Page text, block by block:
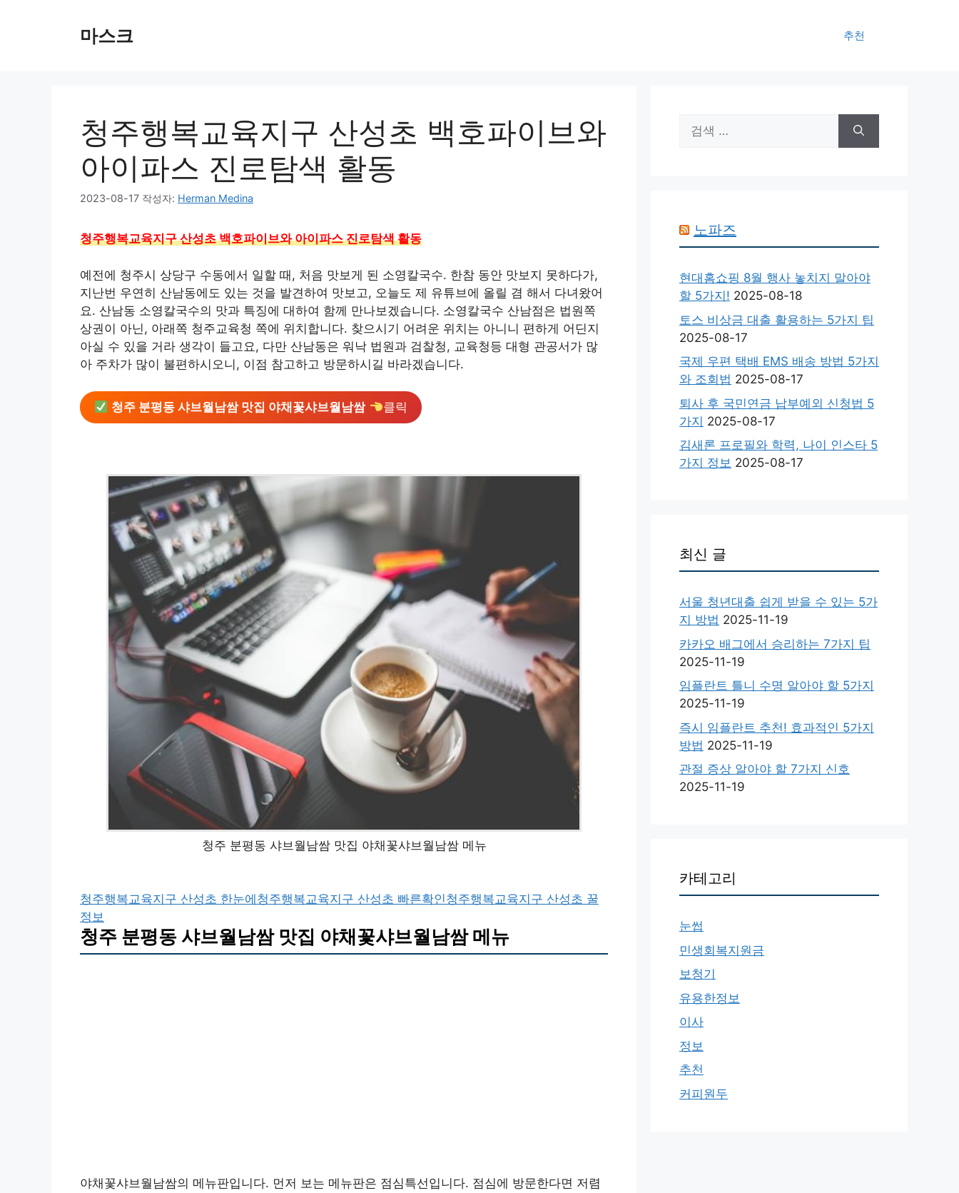
마스크 추천
청주행복교육지구 산성초 백호파이브와
아이파스 진로탐색 활동
2023-08-17 작성자: Herman Medina
청주행복교육지구 산성초 백호파이브와 아이파스 진로탐색 활동
예전에 청주시 상당구 수동에서 일할 때, 처음 맛보게 된 소영칼국수. 한참 동안 맛보지 못하다가,
지난번 우연히 산남동에도 있는 것을 발견하여 맛보고, 오늘도 제 유튜브에 올릴 겸 해서 다녀왔어
요. 산남동 소영칼국수의 맛과 특징에 대하여 함께 만나보겠습니다. 소영칼국수 산남점은 법원쪽
상권이 아닌, 아래쪽 청주교육청 쪽에 위치합니다. 찾으시기 어려운 위치는 아니니 편하게 어딘지
아실 수 있을 거라 생각이 들고요, 다만 산남동은 워낙 법원과 검찰청, 교육청등 대형 관공서가 많
아 주차가 많이 불편하시오니, 이점 참고하고 방문하시길 바라겠습니다.
청주 분평동 샤브월남쌈 맛집 야채꽃샤브월남쌈 클릭
청주 분평동 샤브월남쌈 맛집 야채꽃샤브월남쌈 메뉴
청주행복교육지구 산성초 한눈에 청주행복교육지구 산성초 빠른확인청주행복교육지구 산성초 꿀
정보
청주 분평동 샤브월남쌈 맛집 야채꽃샤브월남쌈 메뉴
야채꽃샤브월남쌈의 메뉴판입니다. 먼저 보는 메뉴판은 점심특선입니다. 점심에 방문한다면 저렴
색:
노파즈
현대홈쇼핑 8월 행사 놓치지 말아야
할 5가지! 2025-08-18
토스 비상금 대출 활용하는 5가지 팁
2025-08-17
국제 우편 택배 EMS 배송 방법 5가지
와 조회법 2025-08-17
퇴사 후 국민연금 납부예외 신청법 5
가지 2025-08-17
김새론 프로필와 학력, 나이 인스타 5
가지 정보 2025-08-17
최신 글
서울 청년대출 쉽게 받을 수 있는 5가
지 방법 2025-11-19
카카오 배그에서 승리하는 7가지 팁
2025-11-19
임플란트 틀니 수명 알아야 할 5가지
2025-11-19
즉시 임플란트 추천! 효과적인 5가지
방법 2025-11-19
관절 증상 알아야 할 7가지 신호
2025-11-19
카테고리
눈썹
민생회복지원금
보청기
유용한정보
이사
정보
추천
커피원두